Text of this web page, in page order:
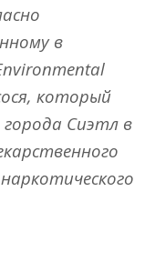
в
который
Сиэтл в